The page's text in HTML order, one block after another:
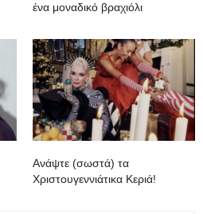
ένα μοναδικό βραχιόλι
Ανάψτε (σωστά) τα
Χριστουγεννιάτικα Κεριά!